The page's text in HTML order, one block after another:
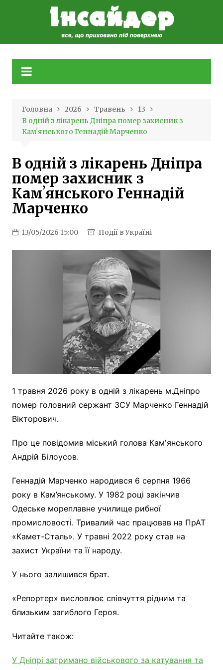
Головна 2026 Травень
13
В одній з лікарень Дніпра помер захисник з
Камʼянського Геннадій Марченко
В одній з лікарень Дніпра
помер захисник з
Камʼянського Геннадій
Марченко
13/05/2026 15:00 Події в Україні
1 травня 2026 року в одній з лікарень м.Дніпро
помер головний сержант ЗСУ Марченко Геннадій
Вікторович.
Про це повідомив міський голова Камʼянського
Андрій Білоусов.
Геннадій Марченко народився 6 серпня 1966
року в Кам’янському. У 1982 році закінчив
Одеське мореплавне училище рибної
промисловості. Тривалий час працював на ПрАТ
«Камет-Сталь». У травні 2022 року став на
захист України та її народу.
У нього залишився брат.
«Репортер» висловлює співчуття рідним та
близьким загиблого Героя.
Читайте також:
У Дніпрі затримано військового за катування та